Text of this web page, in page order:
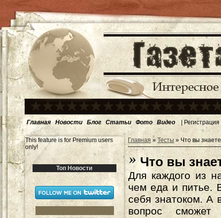
Главная Новости Блог Статьи Фото Видео | Регистрация
This feature is for Premium users
only!
Топ Новости
Главная » Тесты » Что вы
Что вы
Для каждого из
чем еда и питье.
себя знатоком. А
вопрос сможет